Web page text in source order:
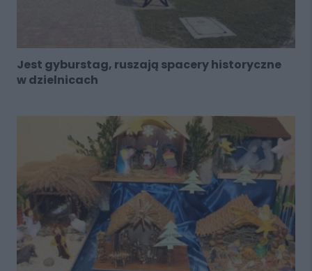
Jest gyburstag, ruszają spacery historyczne
w dzielnicach